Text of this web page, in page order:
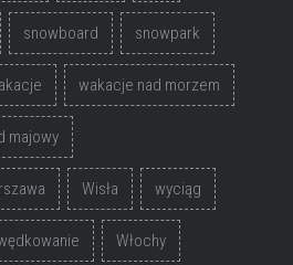
snowboard snowpark
wakacje nad morzem
majowy
Wisła wyciąg
Włochy